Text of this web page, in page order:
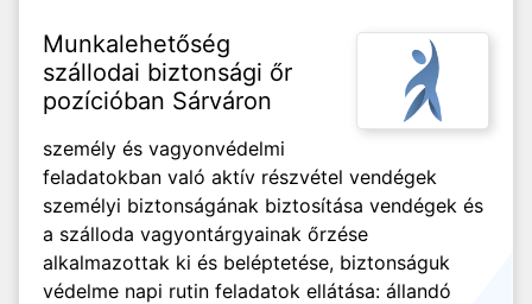
Munkalehetőség
szállodai biztonsági őr
pozícióban Sárváron
személy és vagyonvédelmi
feladatokban való aktív részvétel vendégek
személyi biztonságának biztosítása vendégek és
a szálloda vagyontárgyainak őrzése
alkalmazottak ki és beléptetése, biztonságuk
védelme napi rutin feladatok ellátása: állandó